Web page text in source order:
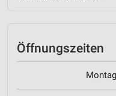
Öffnungszeiten
Montag